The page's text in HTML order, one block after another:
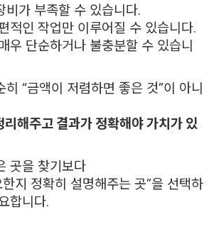
비가 부족할 수 있습니다.
적인 작업만 이루어질 수 있습니다.
우 단순하거나 불충분할 수 있습니
“금액이 저렴하면 좋은 것”이 아니
해주고 결과가 정확해야 가치가 있
곳을 찾기보다
지 정확히 설명해주는 곳”을 선택하
합니다.